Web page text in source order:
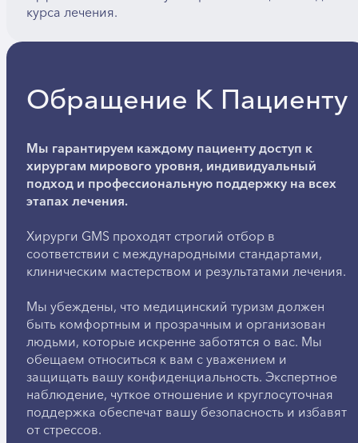
курса лечения.
Обращение К Пациенту
Мы гарантируем каждому пациенту доступ к
хирургам мирового уровня, индивидуальный
подход и профессиональную поддержку на всех
этапах лечения.
Хирурги GMS проходят строгий отбор в
соответствии с международными стандартами,
клиническим мастерством и результатами лечения.
Мы убеждены, что медицинский туризм должен
быть комфортным и прозрачным и организован
людьми, которые искренне заботятся о вас. Мы
обещаем относиться к вам с уважением и
защищать вашу конфиденциальность. Экспертное
наблюдение, чуткое отношение и круглосуточная
поддержка обеспечат вашу безопасность и избавят
от стрессов.